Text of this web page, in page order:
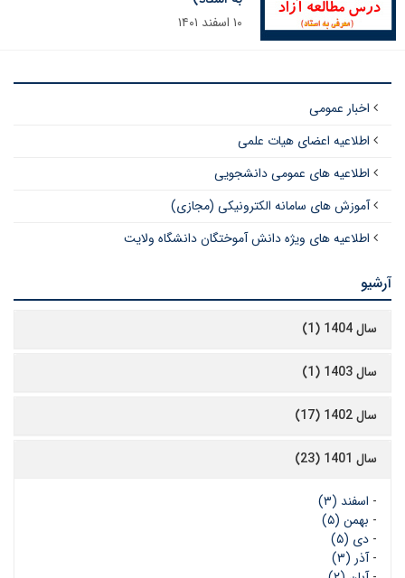
۱۰ اسفند ۱۴۰۱
اخبار عمومی
اطلاعیه اعضای هیات علمی
اطلاعیه های عمومی دانشجویی
آموزش های سامانه الکترونیکی (مجازی)
اطلاعیه های ویژه دانش آموختگان دانشگاه ولایت
آرشیو
سال 1404 (1)
سال 1403 (1)
سال 1402 (17)
سال 1401 (23)
- اسفند (۳)
- بهمن (۵)
- دی (۵)
-آذر (۳)